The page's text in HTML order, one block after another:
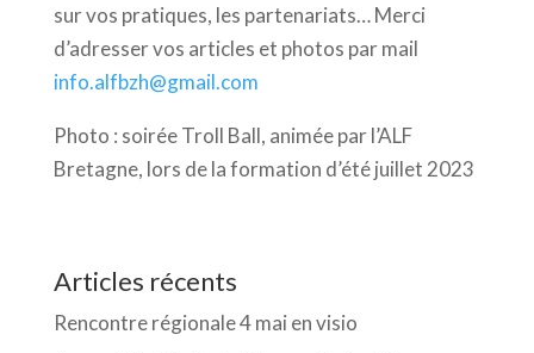
sur vos pratiques, les partenariats… Merci
d’adresser vos articles et photos par mail
info.alfbzh@gmail.com
Photo : soirée Troll Ball, animée par l’ALF
Bretagne, lors de la formation d’été juillet 2023
Articles récents
Rencontre régionale 4 mai en visio